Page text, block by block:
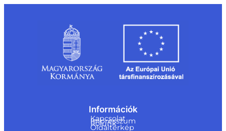
Információk
Kapcsolat
Impresszum
Rólunk
Oldaltérkép